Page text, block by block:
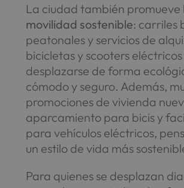
La ciudad también promueve
movilidad sostenible: carriles
peatonales y servicios de
bicicletas y scooters
desplazarse de forma
cómodo y seguro. Además,
promociones de vivienda
aparcamiento para bicis y
para vehículos eléctricos,
un estilo de vida más
Para quienes se desplazan